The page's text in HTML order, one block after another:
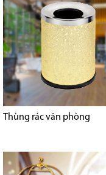
Thùng rác văn phòng